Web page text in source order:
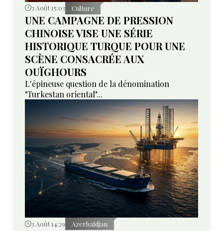
3 Août 15:03 Culture
UNE CAMPAGNE DE PRESSION
CHINOISE VISE UNE SÉRIE
HISTORIQUE TURQUE POUR UNE
SCÈNE CONSACRÉE AUX
OUÏGHOURS
L'épineuse question de la dénomination
"Turkestan oriental"...
3 Août 14:29 Azerbaïdjan